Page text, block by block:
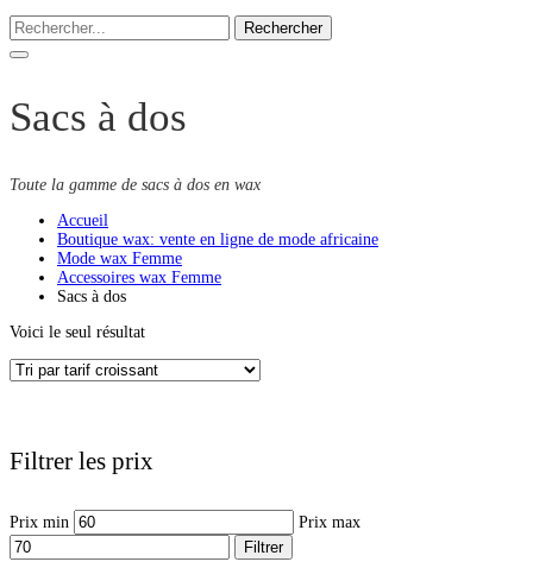
Rechercher
Sacs à dos
Toute la gamme de sacs à dos en wax
Accueil
Boutique wax: vente en ligne de mode africaine
Mode wax Femme
Accessoires wax Femme
Sacs à dos
Voici le seul résultat
Filtrer les prix
Prix min
Prix max
Filtrer